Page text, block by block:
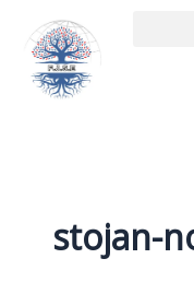
contenu
stojan-